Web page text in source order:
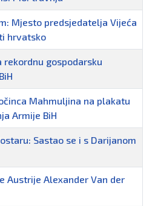
Mjesto predsjedatelja Vijeća
hrvatsko
rekordnu gospodarsku
Mahmuljina na plakatu
Armije BiH
Sastao se i s Darijanom
Austrije Alexander Van der